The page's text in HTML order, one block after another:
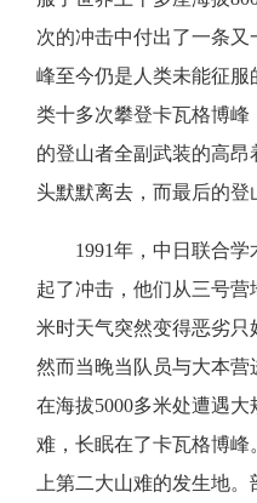
次的冲击中付出了一条
峰至今仍是人类未能征服
类十多次攀登卡瓦格博
的登山者全副武装的高
头默默离去，而最后的登
1991年，中日联合
起了冲击，他们从三号营
米时天气突然变得恶劣只
然而当晚当队员与大本营
在海拔5000多米处遭遇
难，长眠在了卡瓦格博峰
上第二大山难的发生地